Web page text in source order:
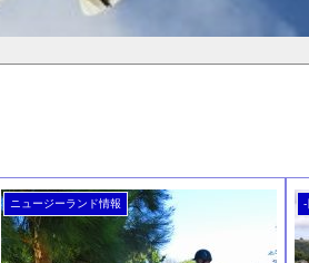
ニュージーランド情報 -